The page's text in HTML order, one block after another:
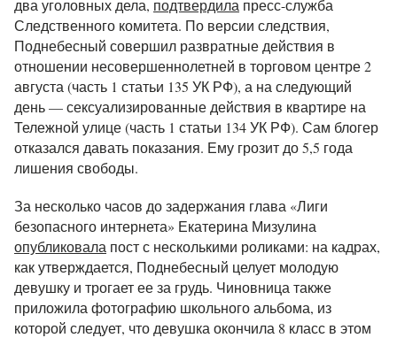
два уголовных дела, подтвердила пресс-служба
Следственного комитета. По версии следствия,
Поднебесный совершил развратные действия в
отношении несовершеннолетней в торговом центре 2
августа (часть 1 статьи 135 УК РФ), а на следующий
день — сексуализированные действия в квартире на
Тележной улице (часть 1 статьи 134 УК РФ). Сам блогер
отказался давать показания. Ему грозит до 5,5 года
лишения свободы.
За несколько часов до задержания глава «Лиги
безопасного интернета» Екатерина Мизулина
опубликовала пост с несколькими роликами: на кадрах,
как утверждается, Поднебесный целует молодую
девушку и трогает ее за грудь. Чиновница также
приложила фотографию школьного альбома, из
которой следует, что девушка окончила 8 класс в этом